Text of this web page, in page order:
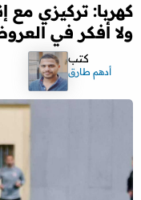
كهربا: تركيزي مع
ولا أفكر في
كتب
أدهم طارق